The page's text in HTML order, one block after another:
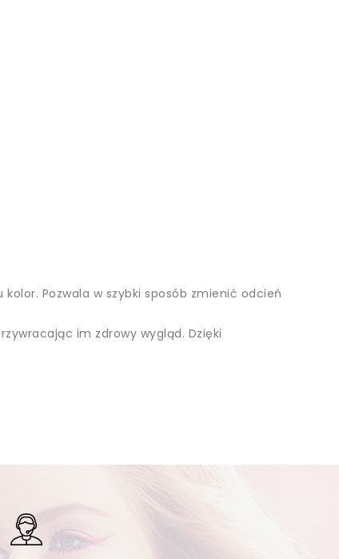
Pozwala w szybki sposób zmienić odcień
im zdrowy wygląd. Dzięki